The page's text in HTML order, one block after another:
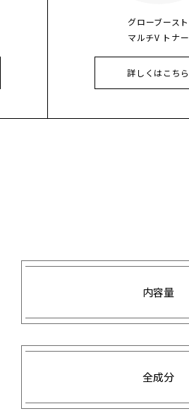
グローブースト
マルチV トナー
詳しくはこちら
内容量
全成分